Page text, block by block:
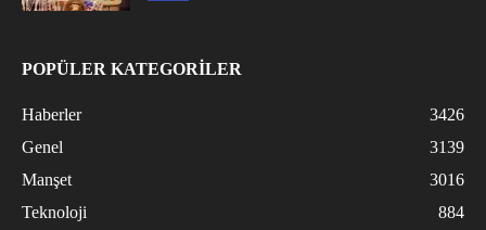
POPÜLER KATEGORİLER
Haberler
3426
Genel
3139
Manşet
3016
Teknoloji
884